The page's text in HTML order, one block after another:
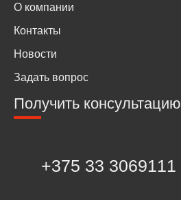
О компании
Контакты
Новости
Задать вопрос
Получить консультацию
+375 33 3069111